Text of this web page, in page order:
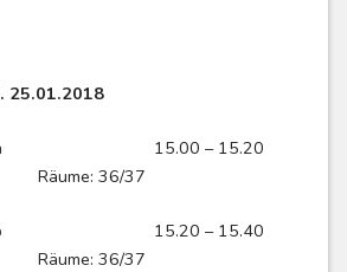
25.01.2018
/ 9a 15.00 – 15.20
36/37
/ 9b 15.20 – 15.40
36/37